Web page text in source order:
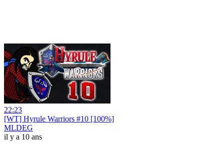
22:23
[WT] Hyrule Warriors #10 [100%]
MLDEG
il y a 10 ans